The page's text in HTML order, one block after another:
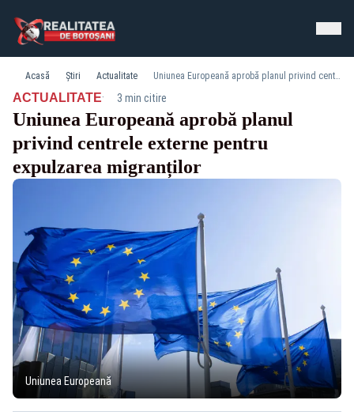
Acasă Știri Actualitate Uniunea Europeană aprobă planul privind centrele externe pentru expulzarea migranților
ACTUALITATE· 3 min citire
Uniunea Europeană aprobă planul
privind centrele externe pentru
expulzarea migranților
Uniunea Europeană